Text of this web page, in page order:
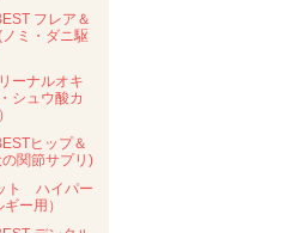
フレア＆
ミ・ダニ駆
ーナルオキ
シュウ酸カ
ヒップ＆
関節サプリ)
ト ハイパー
ー用）